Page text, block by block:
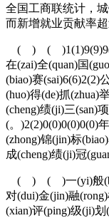
全国工商联统计，
而新增就业贡献率超
( ) (
在(zai)全(quan)国
(biao)赛(sai)6(6)2(2)
(huo)得(de)抓(zhua)
(cheng)绩(ji)三(san)
(。)2(2)0(0)0(0)0(0)
(zhong)锦(jin)标
成(cheng)绩(ji)冠
( ) ( )一(yi)般
对(dui)金(jin)融
(xian)评(ping)级(ji)划